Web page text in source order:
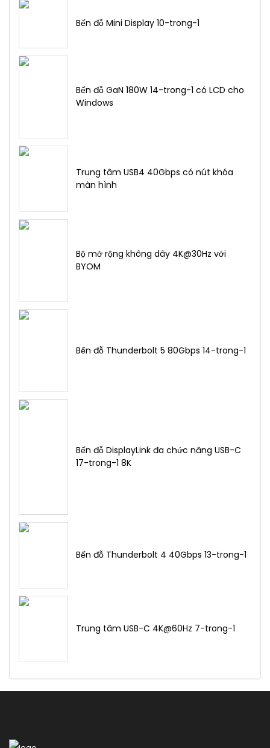
Bến đỗ Mini Display 10-trong-1
Bến đỗ GaN 180W 14-trong-1 có LCD cho
Windows
Trung tâm USB4 40Gbps có nút khóa
màn hình
Bộ mở rộng không dây 4K@30Hz với
BYOM
Bến đỗ Thunderbolt 5 80Gbps 14-trong-1
Bến đỗ DisplayLink đa chức năng USB-C
17-trong-1 8K
Bến đỗ Thunderbolt 4 40Gbps 13-trong-1
Trung tâm USB-C 4K@60Hz 7-trong-1